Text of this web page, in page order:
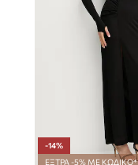
-14%
ΕΞΤΡΑ -5% ΜΕ ΚΩΔΙΚΟ*